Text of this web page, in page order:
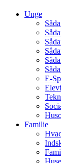
Unge
E-
Familie